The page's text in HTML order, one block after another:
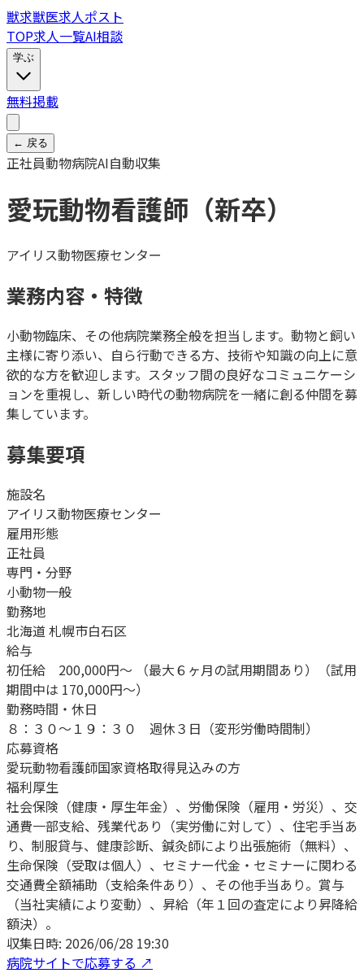
獣求獣医求人ポスト
TOP求人一覧AI相談
学ぶ
無料掲載
← 戻る
正社員動物病院AI自動収集
愛玩動物看護師（新卒）
アイリス動物医療センター
業務内容・特徴
小動物臨床、その他病院業務全般を担当します。動物と飼い
主様に寄り添い、自ら行動できる方、技術や知識の向上に意
欲的な方を歓迎します。スタッフ間の良好なコミュニケーシ
ョンを重視し、新しい時代の動物病院を一緒に創る仲間を募
集しています。
募集要項
施設名
アイリス動物医療センター
雇用形態
正社員
専門・分野
小動物一般
勤務地
北海道 札幌市白石区
給与
初任給 200,000円〜 （最大６ヶ月の試用期間あり）（試用
期間中は 170,000円〜）
勤務時間・休日
８：３０〜１９：３０ 週休３日（変形労働時間制）
応募資格
愛玩動物看護師国家資格取得見込みの方
福利厚生
社会保険（健康・厚生年金）、労働保険（雇用・労災）、交
通費一部支給、残業代あり（実労働に対して）、住宅手当あ
り、制服貸与、健康診断、鍼灸師により出張施術（無料）、
生命保険（受取は個人）、セミナー代金・セミナーに関わる
交通費全額補助（支給条件あり）、その他手当あり。賞与
（当社実績により変動）、昇給（年１回の査定により昇降給
額決）。
収集日時: 2026/06/28 19:30
病院サイトで応募する ↗